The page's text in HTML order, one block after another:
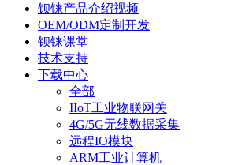
钡铼产品介绍视频
OEM/ODM定制开发
钡铼课堂
技术支持
下载中心
全部
IIoT工业物联网关
4G/5G无线数据采集
远程IO模块
ARM工业计算机